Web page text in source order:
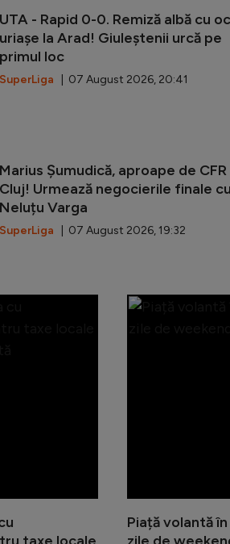
UTA - Rapid 0-0. Remiză albă cu
uriașe la Arad! Giuleștenii urcă pe
primul loc
SuperLiga | 07 August 2026, 20:41
Marius Șumudică, aproape de CFR
Cluj! Urmează negocierile finale cu
Neluțu Varga
SuperLiga | 07 August 2026, 19:32
Piață volantă